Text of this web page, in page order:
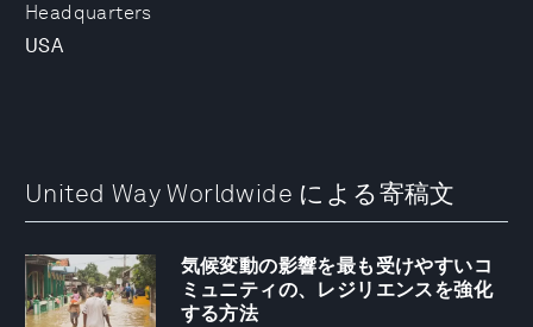
Headquarters
USA
United Way Worldwide による寄稿文
気候変動の影響を最も受けやすいコ
ミュニティの、レジリエンスを強化
する方法